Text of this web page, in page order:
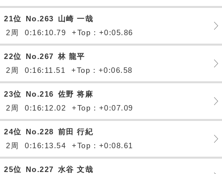
21位 No.263
山崎 一哉
2周
0:16:10.79 +Top : +0:05.86
22位 No.267 林 龍平
2周
0:16:11.51 +Top : +0:06.58
23位 No.216 佐野 将麻
2周
0:16:12.02 +Top : +0:07.09
24位 No.228 前田 行紀
2周
0:16:13.54 +Top : +0:08.61
25位 No.227
水谷 文哉